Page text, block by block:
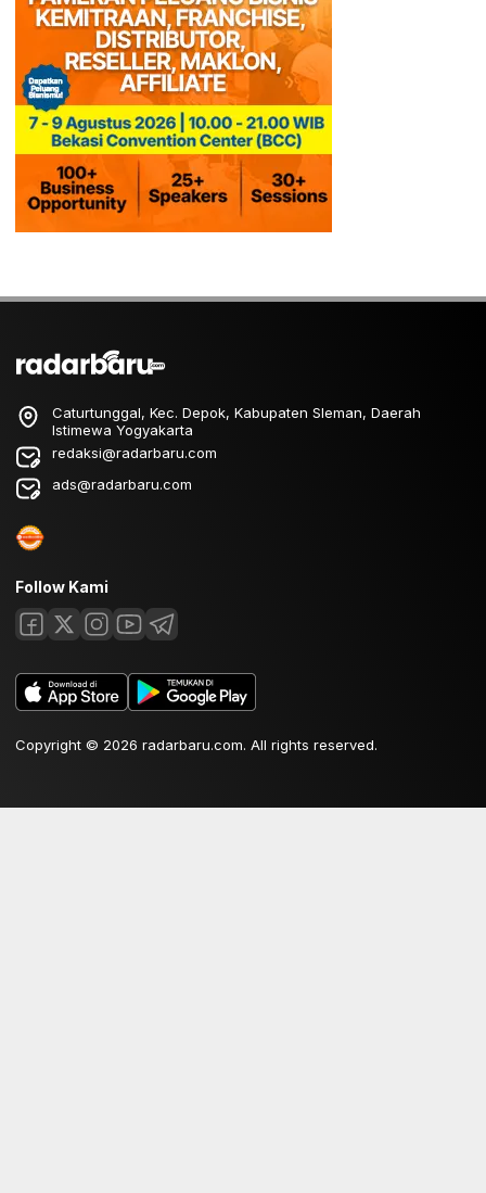
Caturtunggal, Kec. Depok, Kabupaten Sleman, Daerah
Istimewa Yogyakarta
redaksi@radarbaru.com
ads@radarbaru.com
Follow Kami
Copyright © 2026 radarbaru.com. All rights reserved.